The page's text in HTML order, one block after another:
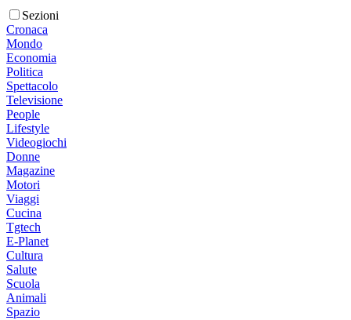
Sezioni
Cronaca
Mondo
Economia
Politica
Spettacolo
Televisione
People
Lifestyle
Videogiochi
Donne
Magazine
Motori
Viaggi
Cucina
Tgtech
E-Planet
Cultura
Salute
Scuola
Animali
Spazio